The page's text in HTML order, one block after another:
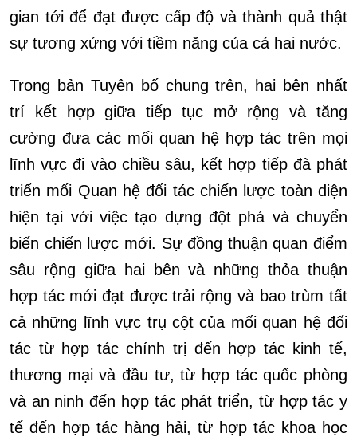
gian tới để đạt được cấp độ và thành quả thật
sự tương xứng với tiềm năng của cả hai nước.
Trong bản Tuyên bố chung trên, hai bên nhất
trí kết hợp giữa tiếp tục mở rộng và tăng
cường đưa các mối quan hệ hợp tác trên mọi
lĩnh vực đi vào chiều sâu, kết hợp tiếp đà phát
triển mối Quan hệ đối tác chiến lược toàn diện
hiện tại với việc tạo dựng đột phá và chuyển
biến chiến lược mới. Sự đồng thuận quan điểm
sâu rộng giữa hai bên và những thỏa thuận
hợp tác mới đạt được trải rộng và bao trùm tất
cả những lĩnh vực trụ cột của mối quan hệ đối
tác từ hợp tác chính trị đến hợp tác kinh tế,
thương mại và đầu tư, từ hợp tác quốc phòng
và an ninh đến hợp tác phát triển, từ hợp tác y
tế đến hợp tác hàng hải, từ hợp tác khoa học